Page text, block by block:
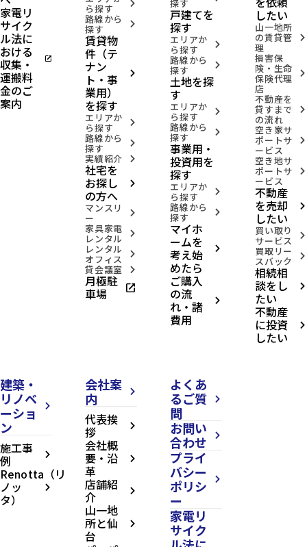
家電リ
サイク
ル法に
おける
収集・
運搬料
金のご
案内
open_in_new
ら探す arrow_forward_ios
路線から
探す arrow_forward_ios
賃貸物
件（テ
ナン
ト・事
業用）
を探す
arrow_forward_ios
エリアか
ら探す arrow_forward_ios
路線から
探す arrow_forward_ios
実績紹介 arrow_forward_ios
社宅を
お探し
の方へ
arrow_forward_ios
マンスリ
ー arrow_forward_ios
家具家電
レンタル arrow_forward_ios
レンタル
オフィス arrow_forward_ios
貸会議室 arrow_forward_ios
月極駐
車場 open_in_new
探す
戸建てを
探す
エリアか
ら探す arrow_forward_ios
路線から
探す arrow_forward_ios
土地を探
す
エリアか
ら探す arrow_forward_ios
路線から
探す arrow_forward_ios
事業用・
投資用を
探す
エリアか
ら探す arrow_forward_ios
路線から
探す arrow_forward_ios
マイホ
ームを
考え始
めたら
arrow_forward_ios
ご購入
の流
れ・諸
費用
arrow_forward_ios
したい
山一地所
の賃貸管
理
arrow_forward_ios
損害保
険・生命
保険代理
店
arrow_forward_ios
不動産を
貸すまで
の流れ
arrow_forward_ios
空き家サ
ポートサ
ービス
arrow_forward_ios
空き地サ
ポートサ
ービス
arrow_forward_ios
不動産
を売却
したい
arrow_forward_ios
買い取り
サービス arrow_forward_ios
買取リー
スバック arrow_forward_ios
相続相
談をし
たい
arrow_forward_ios
不動産
に投資
したい
arrow_forward_ios
建築・
リノベ
ーショ
ン
arrow_forward_ios
施工事
例 arrow_forward_ios
Renotta（リ
ノッ
タ）
arrow_forward_ios
会社案
内
arrow_forward_ios
代表挨
拶 arrow_forward_ios
会社概
要・沿
革
arrow_forward_ios
店舗紹
介 arrow_forward_ios
山一地
所と仙
台
arrow_forward_ios
よくあ
るご質
問
arrow_forward_ios
お問い
合わせ
arrow_forward_ios
プライ
バシー
ポリシ
ー
arrow_forward_ios
家電リ
サイク